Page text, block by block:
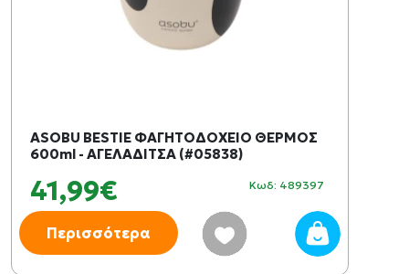
ASOBU BESTIE ΦΑΓΗΤΟΔΟΧΕΙΟ ΘΕΡΜΟΣ
600ml - ΑΓΕΛΑΔΙΤΣΑ (#05838)
41,99€ Κωδ: 489397
Περισσότερα